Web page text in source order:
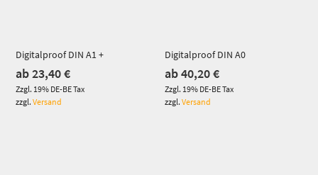
Digitalproof DIN A1 +
ab23,40€
Zzgl. 19% DE-BE Tax
zzgl.Versand
Digitalproof DIN A0
ab40,20€
Zzgl. 19% DE-BE Tax
zzgl.Versand